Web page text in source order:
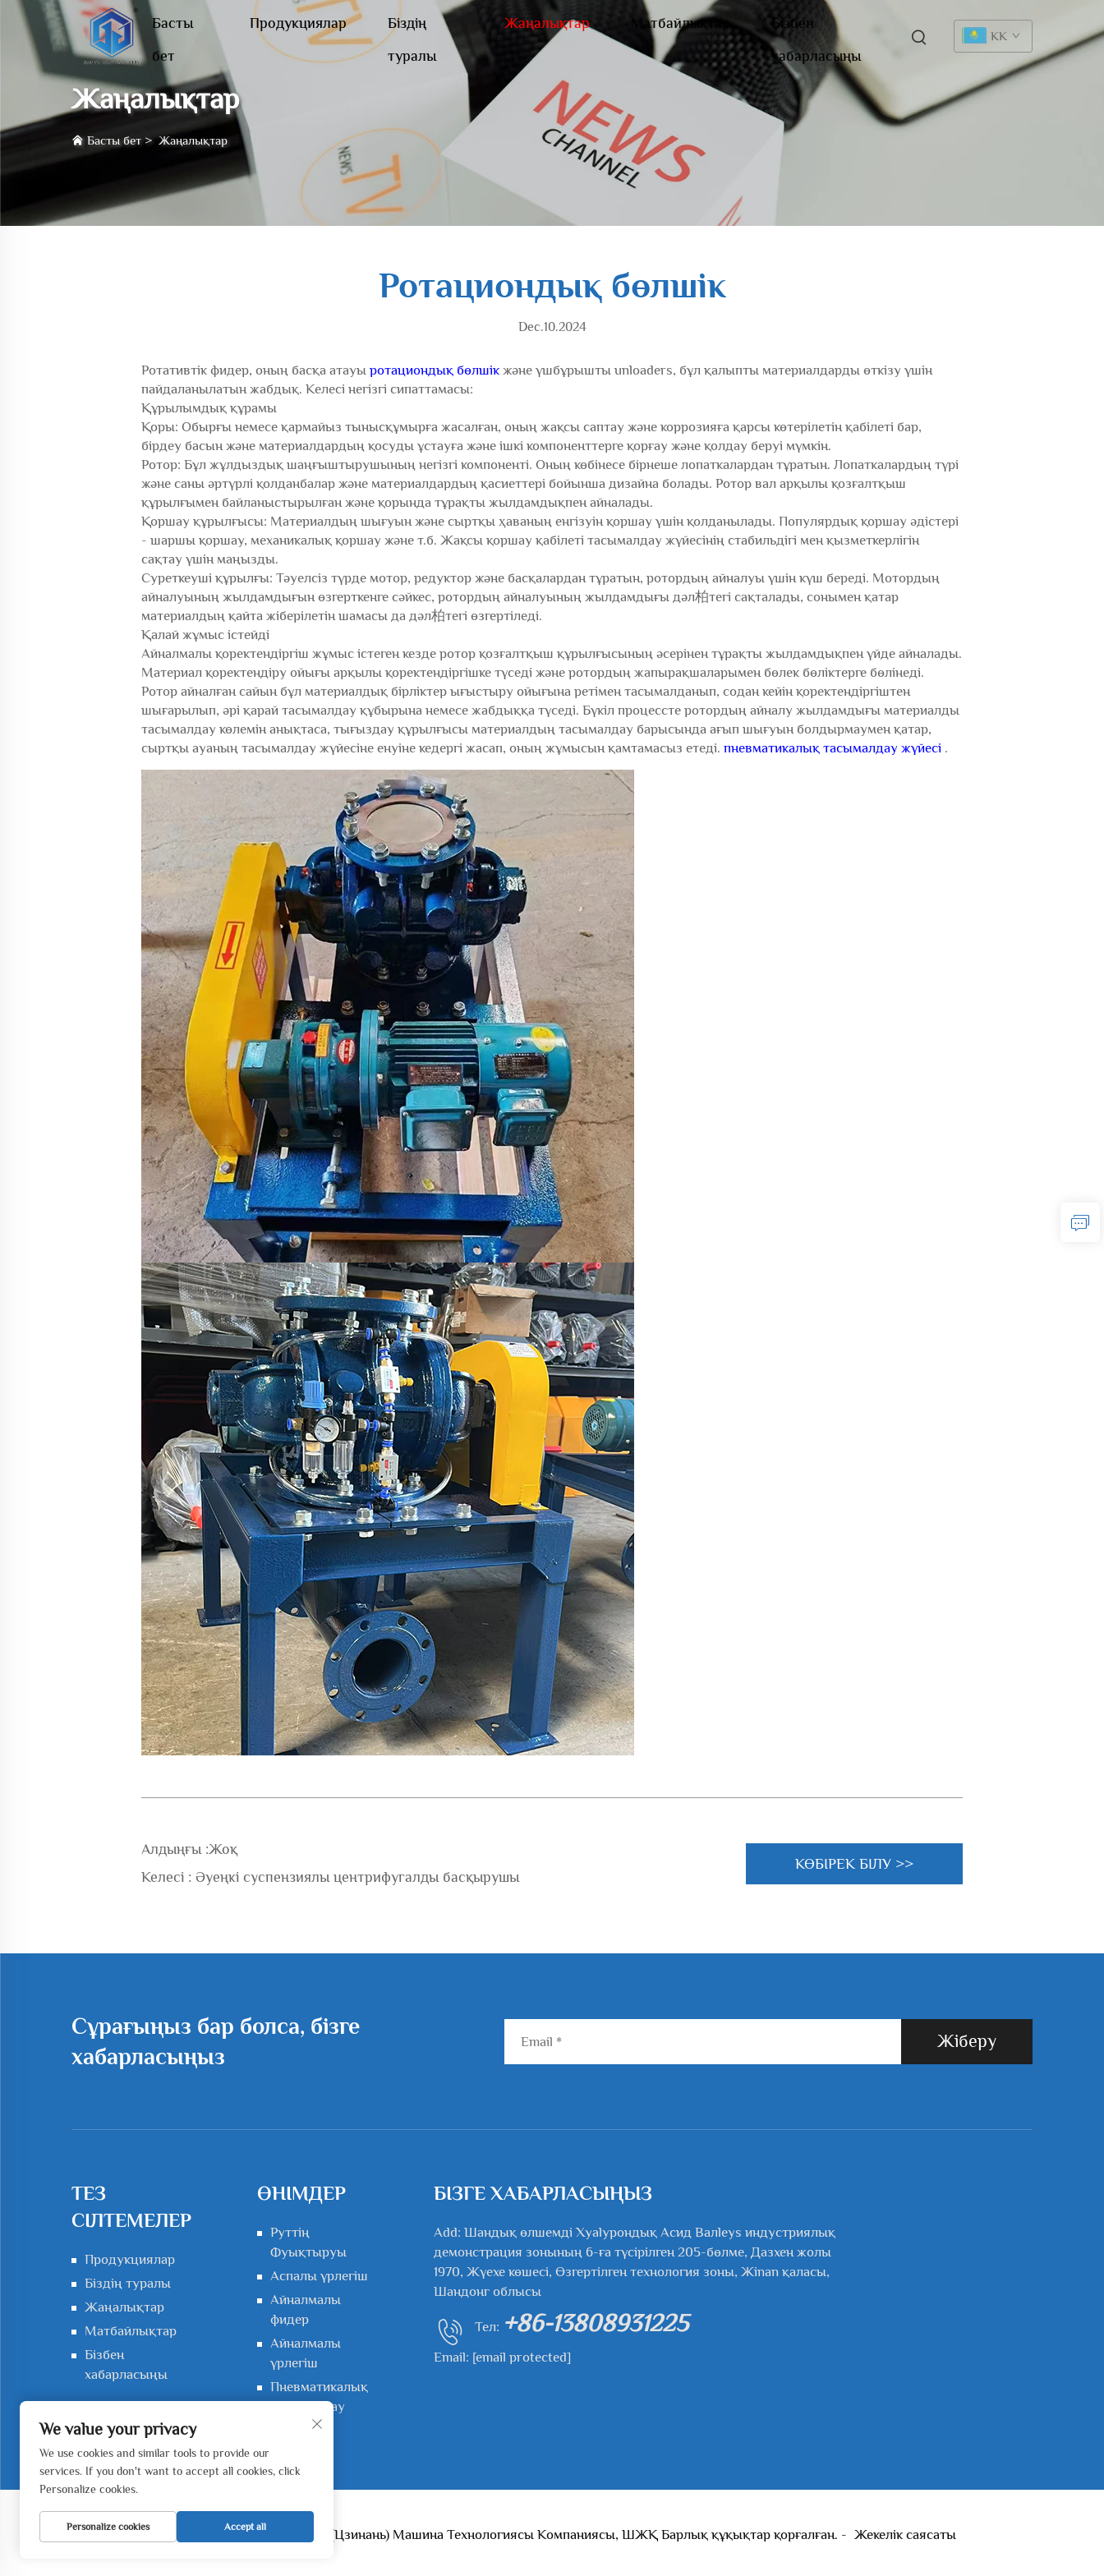
Басты
бет
Продукциялар
Біздің
туралы
Жаңалықтар Матбайлықтар
Бізбен
хабарласыңы
KK
Жаңалықтар
Басты бет>Жаңалықтар
Ротациондық бөлшік
Dec.10.2024
Ротативтік фидер, оның басқа атауы ротациондық бөлшікжәне үшбұрышты unloaders, бұл қалыпты материалдарды өткізу үшін
пайдаланылатын жабдық. Келесі негізгі сипаттамасы:
Құрылымдық құрамы
Қоры: Обырғы немесе қармайыз тынысқұмырға жасалған, оның жақсы саптау және коррозияға қарсы көтерілетін қабілеті бар,
бірдеу басын және материалдардың қосуды ұстауға және ішкі компоненттерге қорғау және қолдау беруі мүмкін.
Ротор: Бұл жұлдыздық шаңғыштырушының негізгі компоненті. Оның көбінесе бірнеше лопаткалардан тұратын. Лопаткалардың түрі
және саны әртүрлі қолданбалар және материалдардың қасиеттері бойынша дизайна болады. Ротор вал арқылы қозғалтқыш
құрылғымен байланыстырылған және қорында тұрақты жылдамдықпен айналады.
Қоршау құрылғысы: Материалдың шығуын және сыртқы ҳаваның енгізуін қоршау үшін қолданылады. Популярдық қоршау әдістері
- шаршы қоршау, механикалық қоршау және т.б. Жақсы қоршау қабілеті тасымалдау жүйесінің стабильдігі мен қызметкерлігін
сақтау үшін маңызды.
Суреткеуші құрылғы: Тәуелсіз түрде мотор, редуктор және басқалардан тұратын, ротордың айналуы үшін күш береді. Мотордың
айналуының жылдамдығын өзгерткенге сәйкес, ротордың айналуының жылдамдығы дәл柏тегі сақталады, сонымен қатар
материалдың қайта жіберілетін шамасы да дәл柏тегі өзгертіледі.
Қалай жұмыс істейді
Айналмалы қоректендіргіш жұмыс істеген кезде ротор қозғалтқыш құрылғысының әсерінен тұрақты жылдамдықпен үйде айналады.
Материал қоректендіру ойығы арқылы қоректендіргішке түседі және ротордың жапырақшаларымен бөлек бөліктерге бөлінеді.
Ротор айналған сайын бұл материалдық бірліктер ығыстыру ойығына ретімен тасымалданып, содан кейін қоректендіргіштен
шығарылып, әрі қарай тасымалдау құбырына немесе жабдыққа түседі. Бүкіл процессте ротордың айналу жылдамдығы материалды
тасымалдау көлемін анықтаса, тығыздау құрылғысы материалдың тасымалдау барысында ағып шығуын болдырмаумен қатар,
сыртқы ауаның тасымалдау жүйесіне енуіне кедергі жасап, оның жұмысын қамтамасыз етеді. пневматикалық тасымалдау жүйесі .
Алдыңғы :Жоқ
Келесі : Әуеңкі суспензиялы центрифугалды басқырушы
КӨБІРЕК БІЛУ >>
Сұрағыңыз бар болса, бізге
хабарласыңыз
Жіберу
ТЕЗ
СІЛТЕМЕЛЕР
Продукциялар
Біздің туралы
Жаңалықтар
Матбайлықтар
Бізбен
хабарласыңы
ӨНІМДЕР
Руттің
Фуықтыруы
Аспалы үрлегіш
Айналмалы
фидер
Айналмалы
үрлегіш
Пневматикалық
тасымалдау
БІЗГЕ ХАБАРЛАСЫҢЫЗ
Add: Шандық өлшемді Хyalурондық Асид Валleys индустриялық
демонстрация зонының 6-ға түсірілген 205-бөлме, Дазхен жолы
1970, Жүехе көшесі, Өзгертілген технология зоны, Жinan қаласы,
Шандонг облысы
Тел: +86-13808931225
Email: [email protected]
© 2026 Жянью Вэйе (Цзинань) Машина Технологиясы Компаниясы, ШЖҚ Барлық құқықтар қорғалған. - Жекелік саясаты
We value your privacy
We use cookies and similar tools to provide our
services. If you don't want to accept all cookies, click
Personalize cookies.
Personalize cookies Accept all